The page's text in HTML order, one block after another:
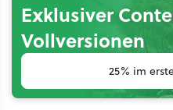
Exklusiver
Vollversionen
25% im